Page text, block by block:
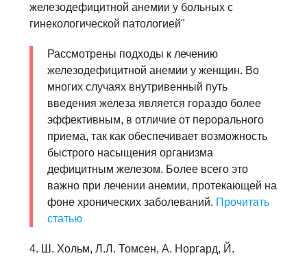
железодефицитной анемии у больных с
гинекологической патологией"
Рассмотрены подходы к лечению
железодефицитной анемии у женщин. Во
многих случаях внутривенный путь
введения железа является гораздо более
эффективным, в отличие от перорального
приема, так как обеспечивает возможность
быстрого насыщения организма
дефицитным железом. Более всего это
важно при лечении анемии, протекающей на
фоне хронических заболеваний. Прочитать
статью
4. Ш. Хольм, Л.Л. Томсен, A. Норгард, Й.